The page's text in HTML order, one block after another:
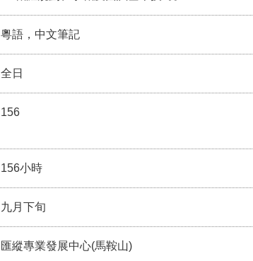
粵語，中文筆記
全日
156
156小時
九月下旬
匯縱專業發展中心(馬鞍山)